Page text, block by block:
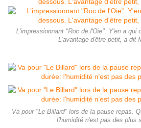
L'impressionnant "Roc de l'Oie". Y'en a qui
L'avantage d'être petit, a dit
Va pour "Le Billard" lors de la pause repas.
l'humidité n'est pas des plus